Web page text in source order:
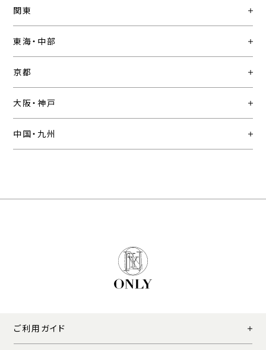
関東
東海・中部
京都
大阪・神戸
中国・九州
ご利用ガイド